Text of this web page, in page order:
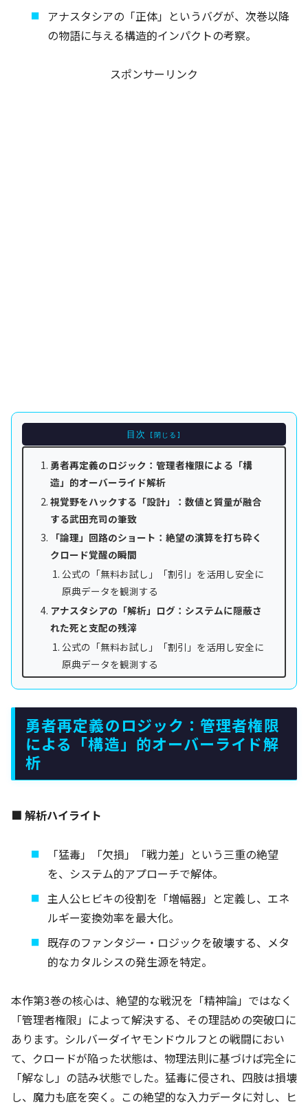
アナスタシアの「正体」というバグが、次巻以降
の物語に与える構造的インパクトの考察。
スポンサーリンク
目次
勇者再定義のロジック：管理者権限による「構
造」的オーバーライド解析
視覚野をハックする「設計」：数値と質量が融合
する武田充司の筆致
「論理」回路のショート：絶望の演算を打ち砕く
クロード覚醒の瞬間
公式の「無料お試し」「割引」を活用し安全に
原典データを観測する
アナスタシアの「解析」ログ：システムに隠蔽さ
れた死と支配の残滓
公式の「無料お試し」「割引」を活用し安全に
原典データを観測する
勇者再定義のロジック：管理者権限
による「構造」的オーバーライド解
析
■ 解析ハイライト
「猛毒」「欠損」「戦力差」という三重の絶望
を、システム的アプローチで解体。
主人公ヒビキの役割を「増幅器」と定義し、エネ
ルギー変換効率を最大化。
既存のファンタジー・ロジックを破壊する、メタ
的なカタルシスの発生源を特定。
本作第3巻の核心は、絶望的な戦況を「精神論」ではなく
「管理者権限」によって解決する、その理詰めの突破口に
あります。シルバーダイヤモンドウルフとの戦闘におい
て、クロードが陥った状態は、物理法則に基づけば完全に
「解なし」の詰み状態でした。猛毒に侵され、四肢は損壊
し、魔力も底を突く。この絶望的な入力データに対し、ヒ